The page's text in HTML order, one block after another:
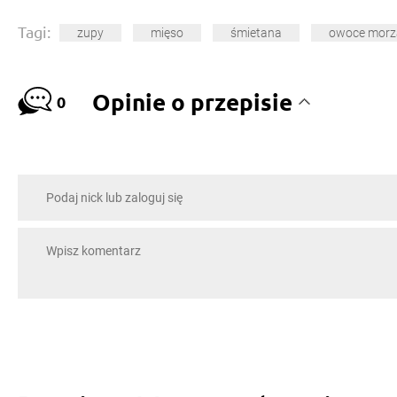
Tagi: zupy mięso śmietana owoce
0 Opinie o przepisie